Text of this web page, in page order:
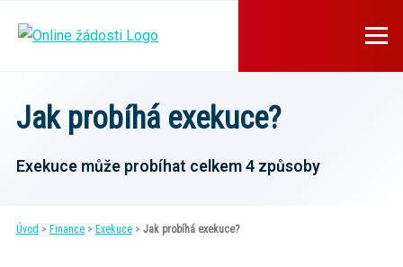
Jak probíhá exekuce?
Exekuce může probíhat celkem 4 způsoby
Úvod > Finance> Exekuce> Jak probíhá exekuce?